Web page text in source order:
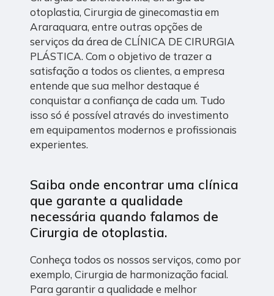
otoplastia, Cirurgia de ginecomastia em
Araraquara, entre outras opções de
serviços da área de CLÍNICA DE CIRURGIA
PLÁSTICA. Com o objetivo de trazer a
satisfação a todos os clientes, a empresa
entende que sua melhor destaque é
conquistar a confiança de cada um. Tudo
isso só é possível através do investimento
em equipamentos modernos e profissionais
experientes.
Saiba onde encontrar uma clínica
que garante a qualidade
necessária quando falamos de
Cirurgia de otoplastia.
Conheça todos os nossos serviços, como por
exemplo, Cirurgia de harmonização facial.
Para garantir a qualidade e melhor